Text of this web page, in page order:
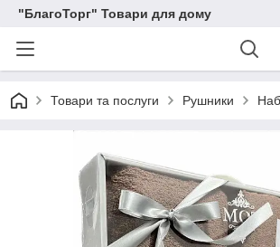
"БлагоТорг" Товари для дому
Товари та послуги Рушники